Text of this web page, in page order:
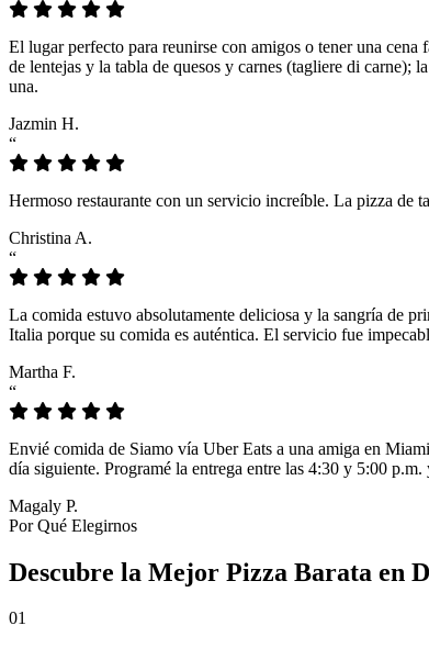
El lugar perfecto para reunirse con amigos o tener una
de lentejas y la tabla de quesos y carnes (tagliere di carne);
una.
Jazmin H.
“
Hermoso restaurante con un servicio increíble. La pizza de
Christina A.
“
La comida estuvo absolutamente deliciosa y la sangría de
Italia porque su comida es auténtica. El servicio fue
Martha F.
“
Envié comida de Siamo vía Uber Eats a una amiga en
día siguiente. Programé la entrega entre las 4:30 y 5:00
Magaly P.
Por Qué Elegirnos
Descubre la Mejor Pizza Barata en
01